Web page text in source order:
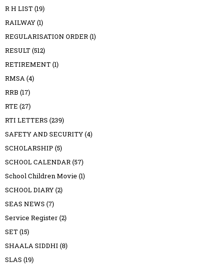
R H LIST(19)
RAILWAY(1)
REGULARISATION ORDER(1)
RESULT(512)
RETIREMENT(1)
RMSA(4)
RRB (17)
RTE (27)
RTI LETTERS (239)
SAFETY AND SECURITY(4)
SCHOLARSHIP (5)
SCHOOL CALENDAR(57)
School Children Movie (1)
SCHOOL DIARY(2)
SEAS NEWS (7)
Service Register(2)
SET(15)
SHAALA SIDDHI (8)
SLAS (19)